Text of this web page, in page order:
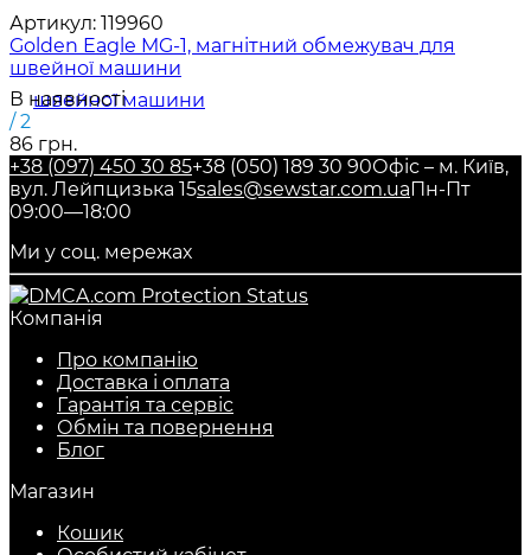
Артикул: 119960
Golden Eagle MG-1, магнітний обмежувач для
швейної машини
В наявності
/ 2
86 грн.
+38 (097) 450 30 85+38 (050) 189 30 90Офіс – м. Київ,
вул. Лейпцизька 15sales@sewstar.com.uaПн-Пт
09:00—18:00
Ми у соц. мережах
Компанія
Про компанію
Доставка і оплата
Гарантія та сервіс
Обмін та повернення
Блог
Магазин
Кошик